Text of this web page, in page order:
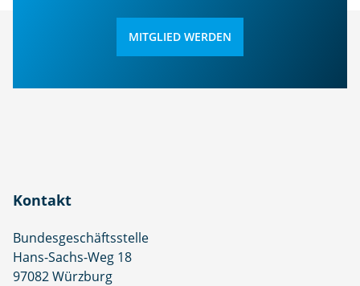
MITGLIED WERDEN
Kontakt
Bundesgeschäftsstelle
Hans-Sachs-Weg 18
97082 Würzburg